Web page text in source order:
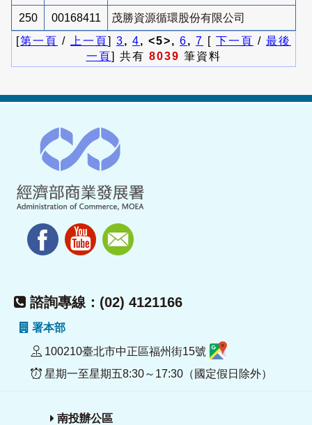
250 00168411
茂勝資源循環股份有限公司
[第一頁 / 上一頁] 3, 4, <5>, 6, 7 [ 下一頁 / 最後
一頁] 共有 8039 筆資料
諮詢專線：(02) 4121166
署本部
100210臺北市中正區福州街15號
星期一至星期五8:30～17:30（國定假日除外）
南投辦公區